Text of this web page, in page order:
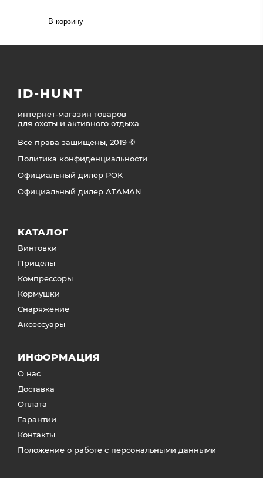
В корзину
ID-HUNT
интернет-магазин товаров
для охоты и активного отдыха
Все права защищены, 2019 ©
Политика конфиденциальности
Официальный дилер РОК
Официальный дилер ATAMAN
КАТАЛОГ
Винтовки
Прицелы
Компрессоры
Кормушки
Снаряжение
Аксессуары
ИНФОРМАЦИЯ
О нас
Доставка
Оплата
Гарантии
Контакты
Положение о работе с персональными данными